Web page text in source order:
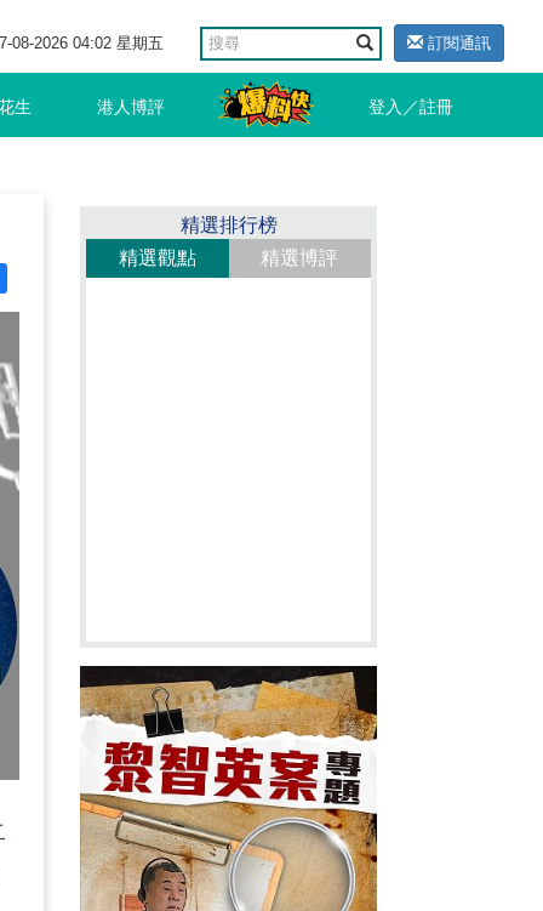
08-2026 04:02 星期五 訂閱通訊
生 港人博評 登入／註冊
精選排行榜
精選觀點
精選博評